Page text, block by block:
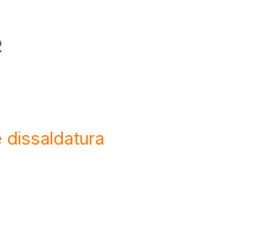
dissaldatura